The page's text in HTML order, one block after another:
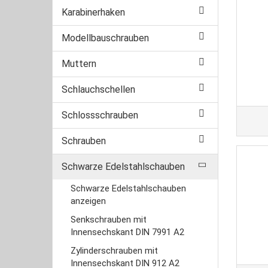
Karabinerhaken
Modellbauschrauben
Muttern
Schlauchschellen
Schlossschrauben
Schrauben
Schwarze Edelstahlschauben
Schwarze Edelstahlschauben
anzeigen
Senkschrauben mit
Innensechskant DIN 7991 A2
Zylinderschrauben mit
Innensechskant DIN 912 A2